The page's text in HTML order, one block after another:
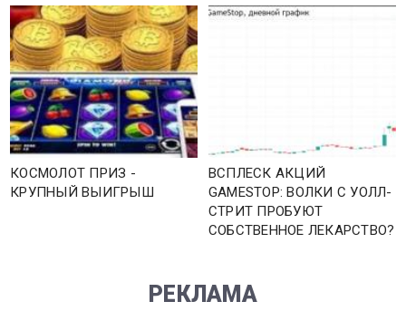
КОСМОЛОТ ПРИЗ -
КРУПНЫЙ ВЫИГРЫШ
ВСПЛЕСК АКЦИЙ
GAMESTOP: ВОЛКИ С УОЛЛ-
СТРИТ ПРОБУЮТ
СОБСТВЕННОЕ ЛЕКАРСТВО?
РЕКЛАМА